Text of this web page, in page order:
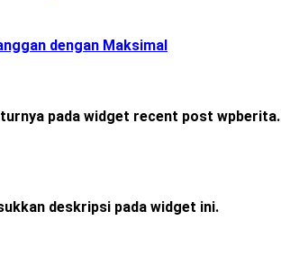
dengan Maksimal
pada widget recent post wpberita.
deskripsi pada widget ini.